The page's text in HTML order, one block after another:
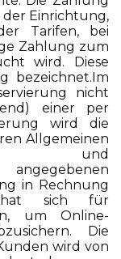
Einrichtung,
Tarifen, bei
Zahlung zum
wird. Diese
bezeichnet.Im
nicht
einer per
wird die
Allgemeinen
und
in Rechnung
hat sich für
um Online-
Die
wird von